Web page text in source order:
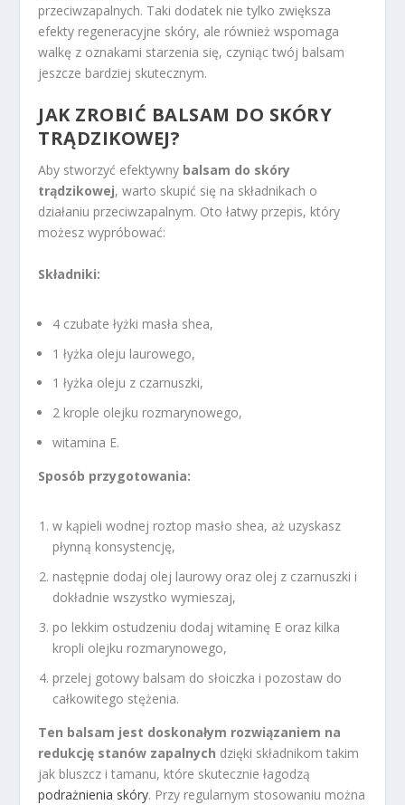
przeciwzapalnych. Taki dodatek nie tylko zwiększa
efekty regeneracyjne skóry, ale również wspomaga
walkę z oznakami starzenia się, czyniąc twój balsam
jeszcze bardziej skutecznym.
JAK ZROBIĆ BALSAM DO SKÓRY
TRĄDZIKOWEJ?
Aby stworzyć efektywny balsam do skóry
trądzikowej, warto skupić się na składnikach o
działaniu przeciwzapalnym. Oto łatwy przepis, który
możesz wypróbować:
Składniki:
4 czubate łyżki masła shea,
1 łyżka oleju laurowego,
1 łyżka oleju z czarnuszki,
2 krople olejku rozmarynowego,
witamina E.
Sposób przygotowania:
w kąpieli wodnej roztop masło shea, aż uzyskasz
płynną konsystencję,
następnie dodaj olej laurowy oraz olej z czarnuszki i
dokładnie wszystko wymieszaj,
po lekkim ostudzeniu dodaj witaminę E oraz kilka
kropli olejku rozmarynowego,
przelej gotowy balsam do słoiczka i pozostaw do
całkowitego stężenia.
Ten balsam jest doskonałym rozwiązaniem na
redukcję stanów zapalnych dzięki składnikom takim
jak bluszcz i tamanu, które skutecznie łagodzą
podrażnienia skóry. Przy regularnym stosowaniu można